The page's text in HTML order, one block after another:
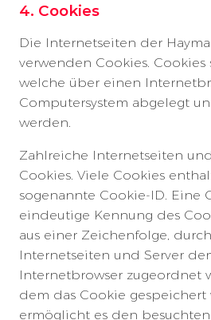
4. Cookies
Die Internetseiten der
verwenden Cookies. Cookies
welche über einen
Computersystem abgelegt
werden.
Zahlreiche Internetseiten
Cookies. Viele Cookies
sogenannte Cookie-ID. Eine
eindeutige Kennung des
aus einer Zeichenfolge,
Internetseiten und Server
Internetbrowser zugeordnet
dem das Cookie gespeichert
ermöglicht es den